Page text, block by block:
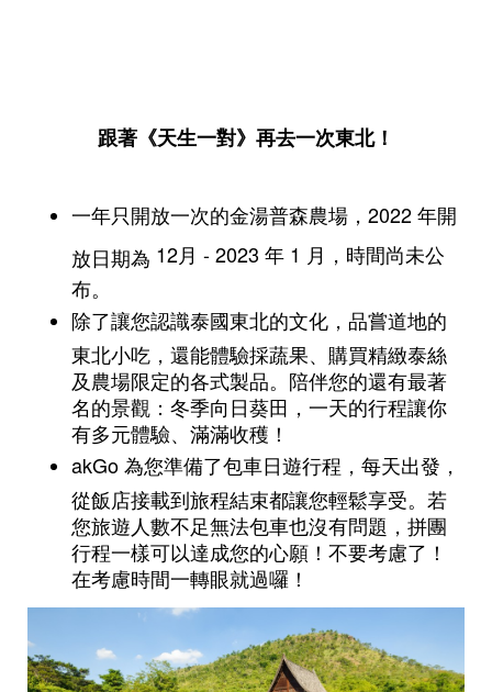
跟著《天生一對》再去一次東北！
一年只開放一次的金湯普森農場，2022 年開
放日期為 12月 - 2023 年 1 月，時間尚未公
布。
除了讓您認識泰國東北的文化，品嘗道地的
東北小吃，還能體驗採蔬果、購買精緻泰絲
及農場限定的各式製品。陪伴您的還有最著
名的景觀：冬季向日葵田，一天的行程讓你
有多元體驗、滿滿收穫！
akGo 為您準備了包車日遊行程，每天出發，
從飯店接載到旅程結束都讓您輕鬆享受。若
您旅遊人數不足無法包車也沒有問題，拼團
行程一樣可以達成您的心願！不要考慮了！
在考慮時間一轉眼就過囉！